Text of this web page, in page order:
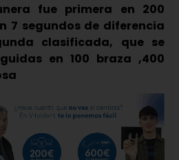
fue primera en 200
7 segundos de diferencia
clasificada, que se
en 100 braza ,400